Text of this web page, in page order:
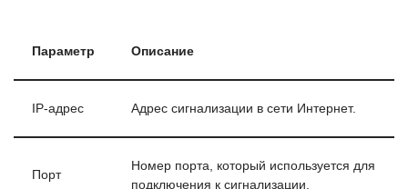
Параметр Описание
IP-адрес Адрес сигнализации в сети Интернет.
Порт
Номер порта, который используется для
подключения к сигнализации.